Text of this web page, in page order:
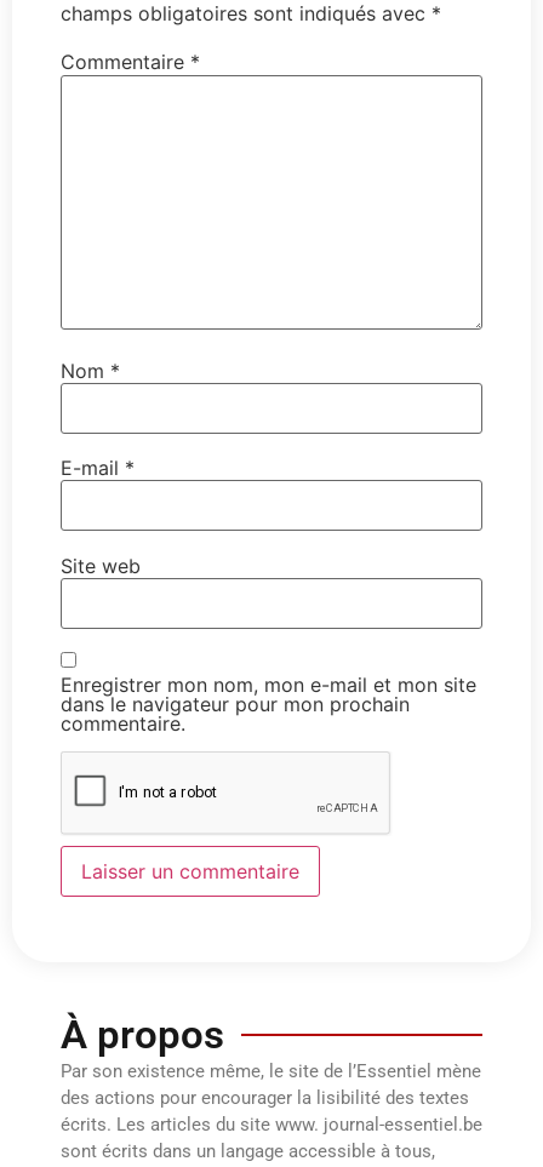
champs obligatoires sont indiqués avec *
Commentaire *
Nom *
E-mail *
Site web
Enregistrer mon nom, mon e-mail et mon site
dans le navigateur pour mon prochain
commentaire.
À propos
Par son existence même, le site de l’Essentiel mène
des actions pour encourager la lisibilité des textes
écrits. Les articles du site www. journal-essentiel.be
sont écrits dans un langage accessible à tous,